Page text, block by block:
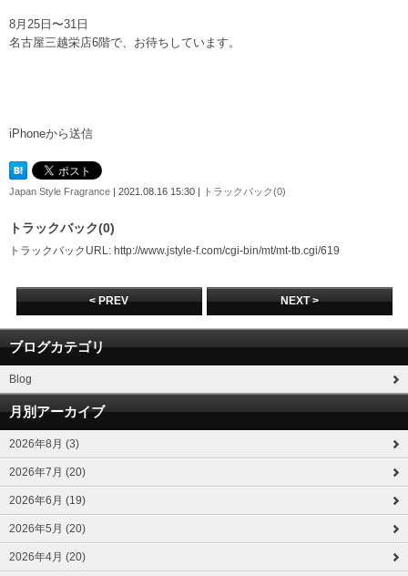
8月25日〜31日
名古屋三越栄店6階で、お待ちしています。
iPhoneから送信
Japan Style Fragrance | 2021.08.16 15:30 | トラックバック(0)
トラックバック(0)
トラックバックURL: http://www.jstyle-f.com/cgi-bin/mt/mt-tb.cgi/619
< PREV NEXT >
ブログカテゴリ
Blog
月別アーカイブ
2026年8月 (3)
2026年7月 (20)
2026年6月 (19)
2026年5月 (20)
2026年4月 (20)